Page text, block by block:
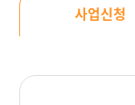
사업신청